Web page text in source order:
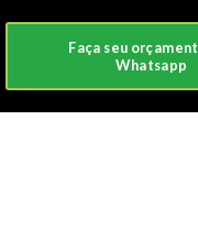
Faça seu
Whatsapp